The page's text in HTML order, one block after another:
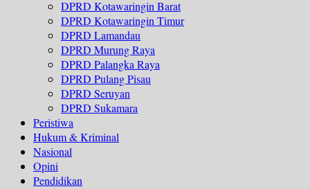
DPRD Kotawaringin Barat
DPRD Kotawaringin Timur
DPRD Lamandau
DPRD Murung Raya
DPRD Palangka Raya
DPRD Pulang Pisau
DPRD Seruyan
DPRD Sukamara
Peristiwa
Hukum & Kriminal
Nasional
Opini
Pendidikan